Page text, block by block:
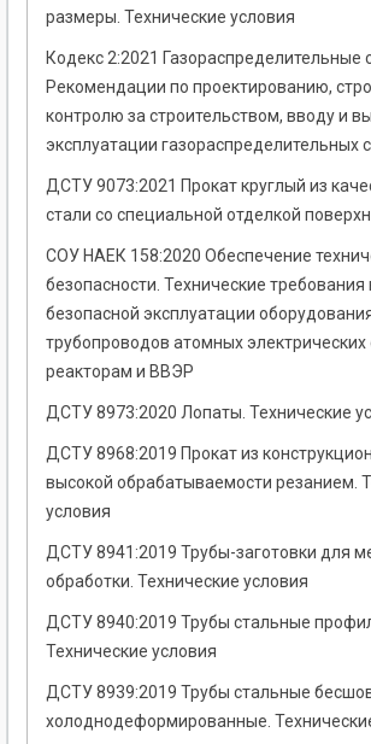
размеры. Технические условия
Кодекс 2:2021 Газораспределительные
Рекомендации по проектированию,
контролю за строительством, вводу и
эксплуатации газораспределительных
ДСТУ 9073:2021 Прокат круглый из
стали со специальной отделкой
СОУ НАЕК 158:2020 Обеспечение
безопасности. Технические требования
безопасной эксплуатации
трубопроводов атомных электрических
реакторам и ВВЭР
ДСТУ 8973:2020 Лопаты. Технические
ДСТУ 8968:2019 Прокат из
высокой обрабатываемости резанием.
условия
ДСТУ 8941:2019 Трубы-заготовки для
обработки. Технические условия
ДСТУ 8940:2019 Трубы стальные
Технические условия
ДСТУ 8939:2019 Трубы стальные
холоднодеформированные.